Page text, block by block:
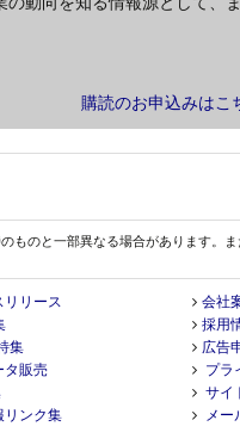
購読のお申込みはこ
ものと一部異なる場合があります。
リリース
集
タ販売
リンク集
会社
採用
広告
プラ
サイ
メー